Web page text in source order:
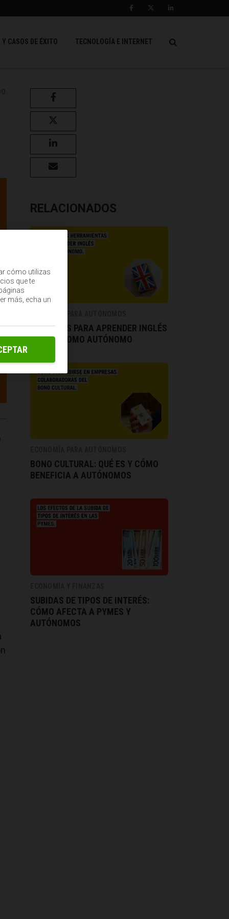
Y CASOS DE ÉXITO TECNOLOGÍA E INTERNET
RELACIONADOS
RECURSOS PARA APRENDER INGLÉS
ONLINE COMO AUTÓNOMO
BONO CULTURAL: QUÉ ES Y CÓMO
BENEFICIA A AUTÓNOMOS
SUBIDAS DE TIPOS DE INTERÉS:
CÓMO AFECTA A PYMES Y
AUTÓNOMOS
cómo utilizas
que te
más, echa un